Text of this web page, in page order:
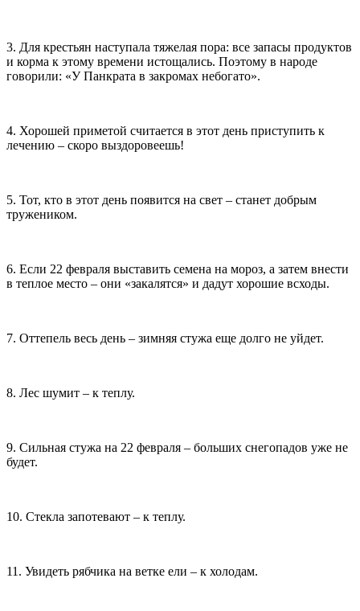
3. Для крестьян наступала тяжелая пора: все запасы продуктов
и корма к этому времени истощались. Поэтому в народе
говорили: «У Панкрата в закромах небогато».
4. Хорошей приметой считается в этот день приступить к
лечению – скоро выздоровеешь!
5. Тот, кто в этот день появится на свет – станет добрым
тружеником.
6. Если 22 февраля выставить семена на мороз, а затем внести
в теплое место – они «закалятся» и дадут хорошие всходы.
7. Оттепель весь день – зимняя стужа еще долго не уйдет.
8. Лес шумит – к теплу.
9. Сильная стужа на 22 февраля – больших снегопадов уже не
будет.
10. Стекла запотевают – к теплу.
11. Увидеть рябчика на ветке ели – к холодам.